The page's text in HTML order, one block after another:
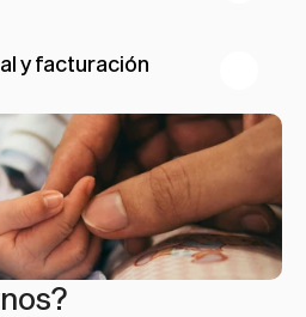
y facturación